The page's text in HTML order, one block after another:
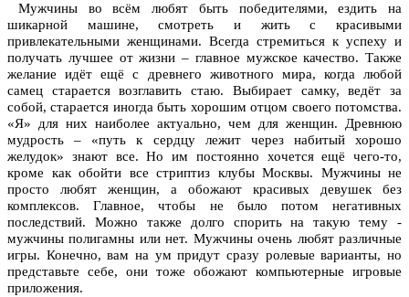
Мужчины во всём любят быть победителями, ездить на
шикарной машине, смотреть и жить с красивыми
привлекательными женщинами. Всегда стремиться к успеху и
получать лучшее от жизни – главное мужское качество. Также
желание идёт ещё с древнего животного мира, когда любой
самец старается возглавить стаю. Выбирает самку, ведёт за
собой, старается иногда быть хорошим отцом своего потомства.
«Я» для них наиболее актуально, чем для женщин. Древнюю
мудрость – «путь к сердцу лежит через набитый хорошо
желудок» знают все. Но им постоянно хочется ещё чего-то,
кроме как обойти все стриптиз клубы Москвы. Мужчины не
просто любят женщин, а обожают красивых девушек без
комплексов. Главное, чтобы не было потом негативных
последствий. Можно также долго спорить на такую тему -
мужчины полигамны или нет. Мужчины очень любят различные
игры. Конечно, вам на ум придут сразу ролевые варианты, но
представьте себе, они тоже обожают компьютерные игровые
приложения.